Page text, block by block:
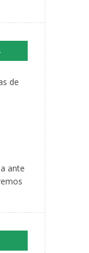
de
ante